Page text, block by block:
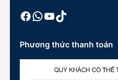
Facebook
WhatsApp
Youtube
TikTok
Phương thức thanh toán